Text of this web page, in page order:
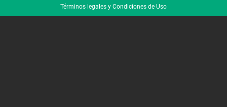
Términos legales y Condiciones de Uso